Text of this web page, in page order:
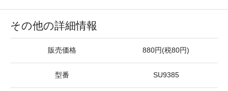
その他の詳細情報
販売価格 880円(税80円)
型番 SU9385